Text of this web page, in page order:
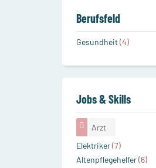
Berufsfeld
Gesundheit(4)
Jobs & Skills
Arzt
Elektriker(7)
Altenpflegehelfer(6)